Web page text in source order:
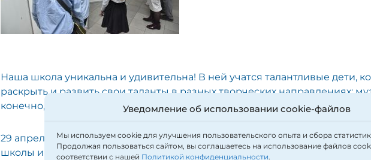
Уведомление об использовании cookie-файлов
Мы используем cookie для улучшения пользовательского опыта и сбора
Продолжая пользоваться сайтом, вы соглашаетесь на использование файлов
соответствии с нашей Политикой конфиденциальности.
Наша школа уникальна и удивительна! В ней учатся талантливые дети,
раскрыть и развить свои таланты в разных творческих направлениях:
конечно, изобразительное искусство!
29 апреля в ТКК «Андеграунд» состоялось открытие выставки учащихся
школы и Изостудии ШИОД — «Мир искусства».